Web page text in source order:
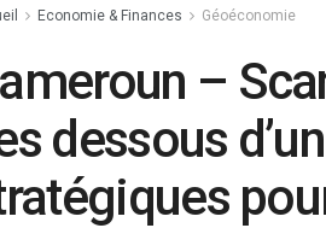
Economie & Finances Géoéconomie
–
dessous